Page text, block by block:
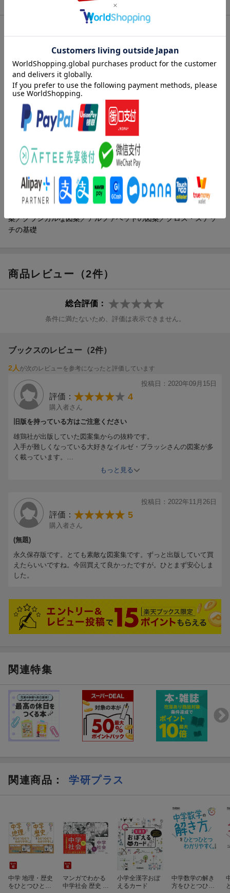
昭和30〜50年代の書籍に掲載されていたクロス・ステッチ図案を
再編集したカラー図案集。イルゼ・ブラッシをはじめとする刺し
ゅう作家の植物、動物、幾何学模様、アルファベットなど、時代
を経ても色あせない貴重な図案がそろう。
内容紹介（「BOOK」データベースより）
昭和３０〜５０年代の書籍で紹介された魅力あふれるクロス・ス
テッチ図案の数々。全作品オールカラーで掲載！全１５０作品を
収録！
目次（「BOOK」データベースより）
案／クラシカルな図案／アルファベットの図案／クロス・ステッ
チの基礎
商品レビュー（2件）
総合評価：
条件に満たないため、評価は表示できません。
ブックスのレビュー（2件）
2人が次のレビューを参考になったと評価しています
投稿日：2020年09月15日
評価： 4
購入者さん
旧版を持っている方はご注意ください
雄鶏社が出版していた図案集からの抜粋です。
入手が難しくなっている大好きなイルゼ・ブラッシさんの図案が多
く載っています。
ただ、2010年発行の「クロス・ステッチ復刻図案集（978-4-05-4045
があるとありがたいですね。
もっと見る
投稿日：2022年11月26日
評価： 5
購入者さん
(無題)
永久保存版です。とても素敵な図案集です。ずっと出版していて買
えたらいいですね。今回買えて良かったですが。ひとまず安心しま
した。
関連特集
関連商品 ： 学研プラス
中学 地理・歴史
をひとつひとつ
マンガでわかる
中学社会 歴史 上
小学全漢字おぼ
えるカード
中学数学の解き
方をひとつひと